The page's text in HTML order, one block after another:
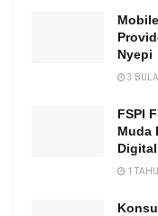
Nyepi
3
FSPI
Muda
Digital
1